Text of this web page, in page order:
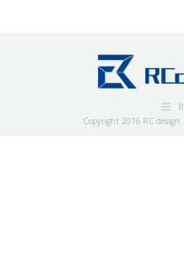
Copyright 2016 RC